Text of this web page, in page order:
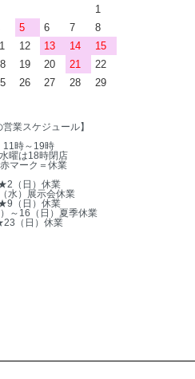
1
5 6 7
8
12 13 14
15
19 20 21
22
26 27 28
29
営業スケジュール】
11時～19時
曜は18時閉店
マーク＝休業
（日）休業
水）展示会休業
（日）休業
～16（日）夏季休業
（日）休業